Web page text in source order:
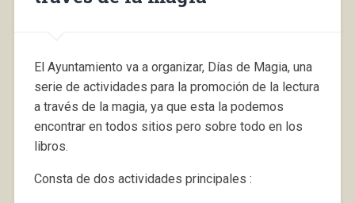
El Ayuntamiento va a organizar, Días de Magia, una
serie de actividades para la promoción de la lectura
a través de la magia, ya que esta la podemos
encontrar en todos sitios pero sobre todo en los
libros.
Consta de dos actividades principales :